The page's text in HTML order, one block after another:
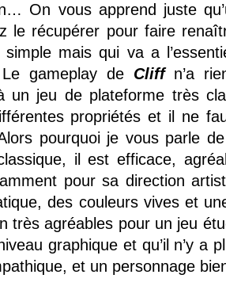
On vous apprend juste
le récupérer pour faire
mais qui va a
gameplay de Cliffn’a
un jeu de plateforme très
propriétés et il ne
pourquoi je vous parle
il est efficace,
pour sa direction
des couleurs vives et
très agréables pour un jeu
graphique et qu’il n’y a
et un personnage